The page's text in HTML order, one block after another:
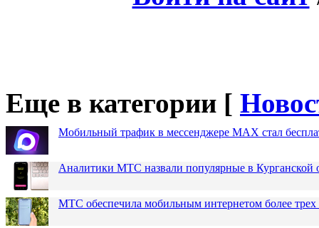
Еще в категории [
Мобильный трафик в мессенджере MAX стал
Аналитики МТС назвали популярные в
МТС обеспечила мобильным интернетом более трех